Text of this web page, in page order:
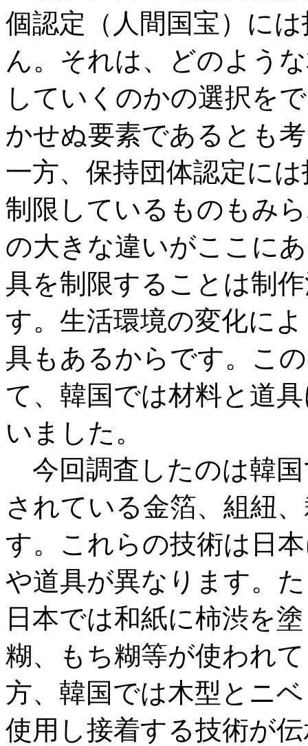
個認定（人間国宝）に
ん。それは、どのよう
していくのかの選択を
かせぬ要素であるとも
一方、保持団体認定に
制限しているものもみ
の大きな違いがここに
具を制限することは制
す。生活環境の変化に
具もあるからです。こ
て、韓国では材料と道
いました。
今回調査したのは韓
されている金箔、組紐
す。これらの技術は日
や道具が異なります。
日本では和紙に柿渋を
糊、もち糊等が使われ
方、韓国では木型とニ
使用し接着する技術が